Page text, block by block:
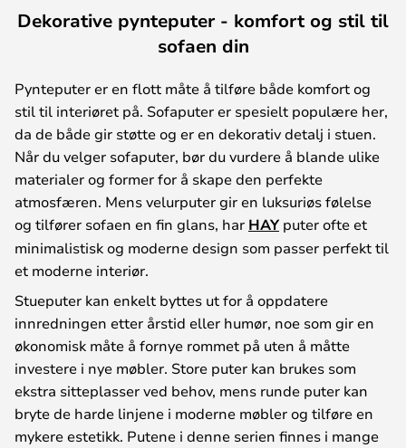
Dekorative pynteputer - komfort og stil til
sofaen din
Pynteputer er en flott måte å tilføre både komfort og
stil til interiøret på. Sofaputer er spesielt populære her,
da de både gir støtte og er en dekorativ detalj i stuen.
Når du velger sofaputer, bør du vurdere å blande ulike
materialer og former for å skape den perfekte
atmosfæren. Mens velurputer gir en luksuriøs følelse
og tilfører sofaen en fin glans, har HAY puter ofte et
minimalistisk og moderne design som passer perfekt til
et moderne interiør.
Stueputer kan enkelt byttes ut for å oppdatere
innredningen etter årstid eller humør, noe som gir en
økonomisk måte å fornye rommet på uten å måtte
investere i nye møbler. Store puter kan brukes som
ekstra sitteplasser ved behov, mens runde puter kan
bryte de harde linjene i moderne møbler og tilføre en
mykere estetikk. Putene i denne serien finnes i mange